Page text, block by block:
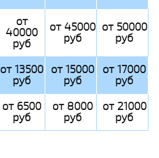
от
40000
руб
от 45000
руб
от 50000
руб
от 13500
руб
от 15000
руб
от 17000
руб
от 6500
руб
от 8000
руб
от 21000
руб